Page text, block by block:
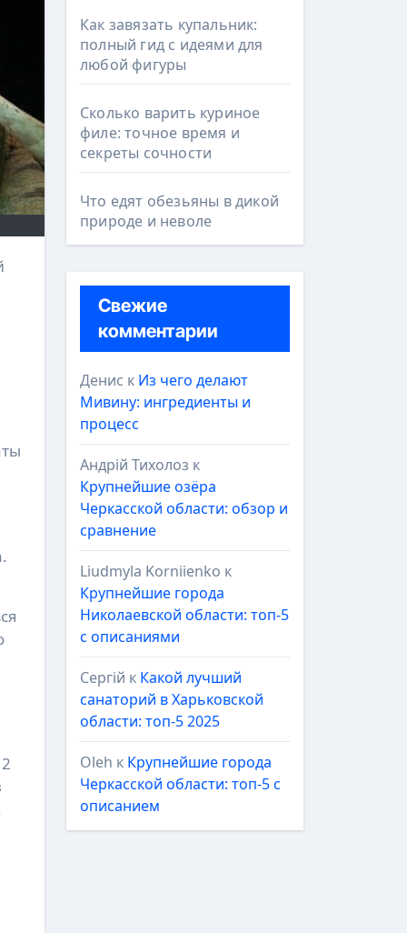
Как завязать купальник:
полный гид с идеями для
любой фигуры
Сколько варить куриное
филе: точное время и
секреты сочности
Что едят обезьяны в дикой
природе и неволе
Свежие
комментарии
Денис к Из чего делают
Мивину: ингредиенты и
процесс
Андрій Тихолоз к
Крупнейшие озёра
Черкасской области: обзор и
сравнение
Liudmyla Korniienko к
Крупнейшие города
Николаевской области: топ-5
с описаниями
Сергій к Какой лучший
санаторий в Харьковской
области: топ-5 2025
Oleh к Крупнейшие города
Черкасской области: топ-5 с
описанием